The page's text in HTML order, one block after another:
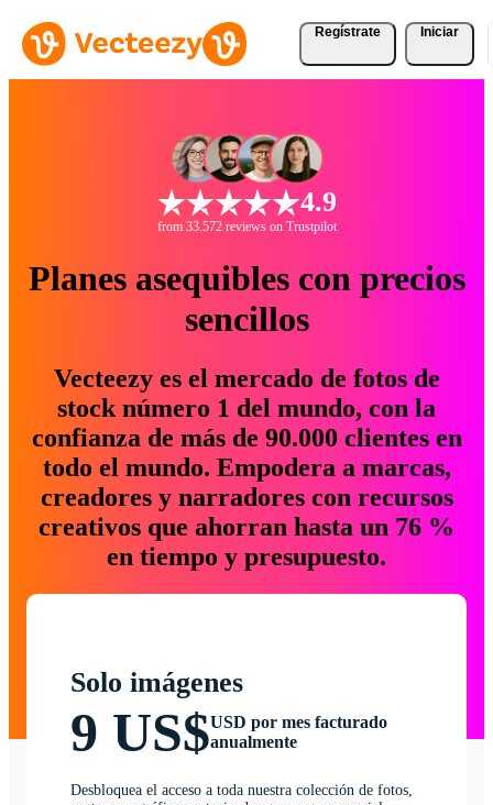
Regístrate Iniciar
4.9
from 33.572 reviews on Trustpilot
Planes asequibles con precios
sencillos
Vecteezy es el mercado de fotos de
stock número 1 del mundo, con la
confianza de más de 90.000 clientes en
todo el mundo. Empodera a marcas,
creadores y narradores con recursos
creativos que ahorran hasta un 76 %
en tiempo y presupuesto.
Solo imágenes
9 US$USD por mes facturado
anualmente
Desbloquea el acceso a toda nuestra colección de fotos,